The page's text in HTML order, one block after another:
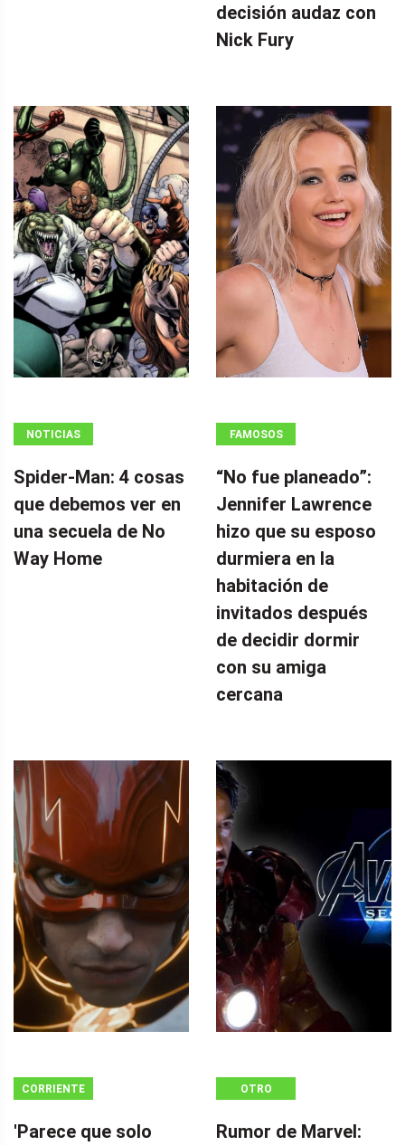
decisión audaz con
Nick Fury
NOTICIAS
Spider-Man: 4 cosas
que debemos ver en
una secuela de No
Way Home
FAMOSOS
“No fue planeado”: ​​
Jennifer Lawrence
hizo que su esposo
durmiera en la
habitación de
invitados después
de decidir dormir
con su amiga
cercana
CORRIENTE
'Parece que solo
OTRO
Rumor de Marvel: